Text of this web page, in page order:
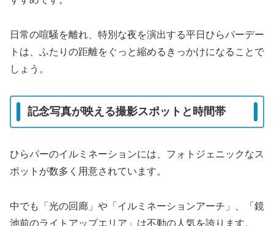
日常の喧騒を離れ、特別な夜を演出する平日ひらパーデー
トは、ふたりの距離をぐっと縮めるきっかけになることで
しょう。
記念写真が映える撮影スポットと時間帯
ひらパーのイルミネーションには、フォトジェニックなス
ポットが数多く用意されています。
中でも「光の回廊」や「イルミネーションアーチ」、「鏡
池前のライトアップエリア」は不動の人気を誇ります。